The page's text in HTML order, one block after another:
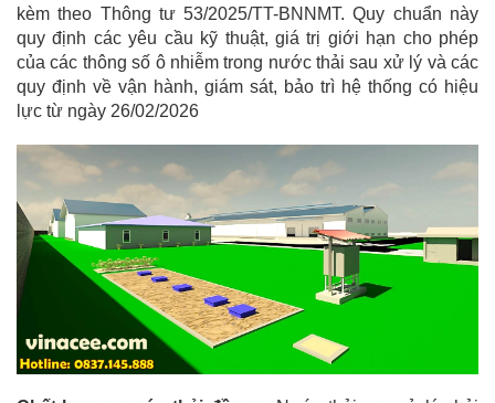
kèm theo Thông tư 53/2025/TT-BNNMT. Quy chuẩn này
quy định các yêu cầu kỹ thuật, giá trị giới hạn cho phép
của các thông số ô nhiễm trong nước thải sau xử lý và các
quy định về vận hành, giám sát, bảo trì hệ thống có hiệu
lực từ ngày 26/02/2026